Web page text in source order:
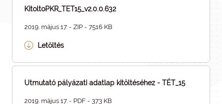
KitoltoPKR_TET15_v2.0.0.632
2019. május 17. - ZIP - 7516 KB
Letöltés
Utmutató pályázati adatlap kitöltéséhez - TÉT_15
2019. május 17. - PDF - 373 KB